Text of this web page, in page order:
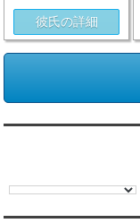
彼氏の詳細